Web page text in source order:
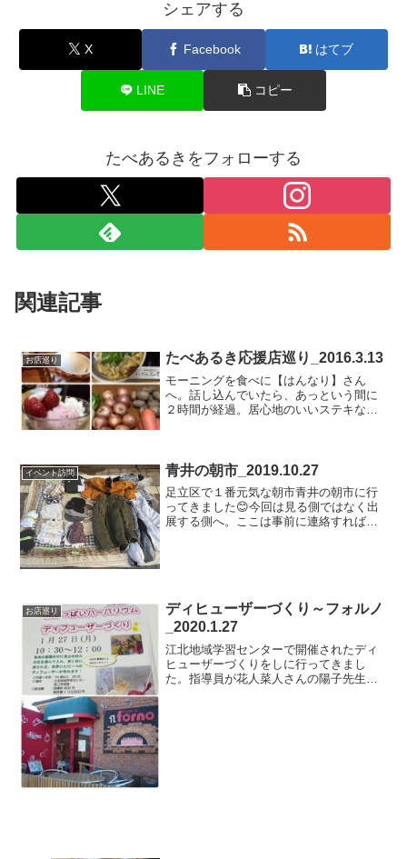
シェアする
X Facebook はてブ
LINE コピー
たべあるきをフォローする
関連記事
お店巡り たべあるき応援店巡り_2016.3.13
モーニングを食べに【はんなり】さん
へ。話し込んでいたら、あっという間に
２時間が経過。居心地のいいステキなお
ンちゃん（久美江さんの旦那...
イベント訪問 青井の朝市_2019.10.27
足立区で１番元気な朝市青井の朝市に行
ってきました😊今回は見る側ではなく出
展する側へ。ここは事前に連絡すれば誰
お店巡り
ディヒューザーづくり～フォルノ
_2020.1.27
江北地域学習センターで開催されたディ
ヒューザーづくりをしに行ってきまし
た。指導員が花人菜人さんの陽子先生と